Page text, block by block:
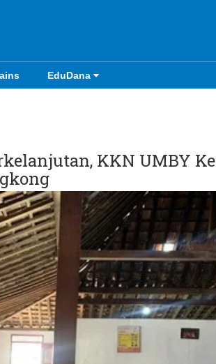
EduDana
Ikuti Kami di:
KKN UMBY